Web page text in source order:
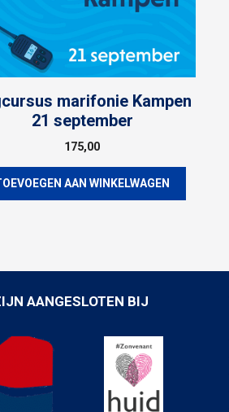
marifonie Kampen
21 september
175,00
AAN WINKELWAGEN
AANGESLOTEN BIJ